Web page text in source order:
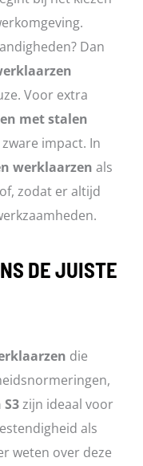
Dan
Voor extra
met stalen
impact. In
werklaarzen als
zodat er altijd
DE JUISTE
die
zijn ideaal voor
als
weten over deze